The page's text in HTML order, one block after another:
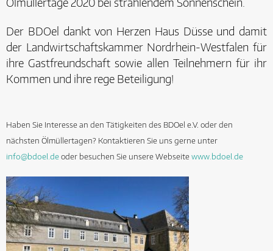
Der BDOel dankt von Herzen Haus Düsse und damit
der Landwirtschaftskammer Nordrhein-Westfalen für
ihre Gastfreundschaft sowie allen Teilnehmern für ihr
Kommen und ihre rege Beteiligung!
Haben Sie Interesse an den Tätigkeiten des BDOel e.V. oder den
nächsten Ölmüllertagen? Kontaktieren Sie uns gerne unter
info@bdoel.deoder besuchen Sie unsere Webseitewww.bdoel.de